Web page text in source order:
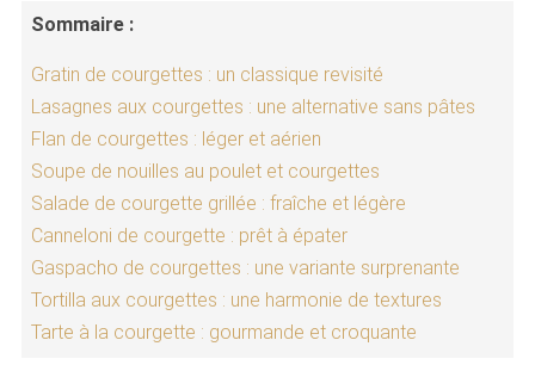
Sommaire :
Gratin de courgettes : un classique revisité
Lasagnes aux courgettes : une alternative sans pâtes
Flan de courgettes : léger et aérien
Soupe de nouilles au poulet et courgettes
Salade de courgette grillée : fraîche et légère
Canneloni de courgette : prêt à épater
Gaspacho de courgettes : une variante surprenante
Tortilla aux courgettes : une harmonie de textures
Tarte à la courgette : gourmande et croquante